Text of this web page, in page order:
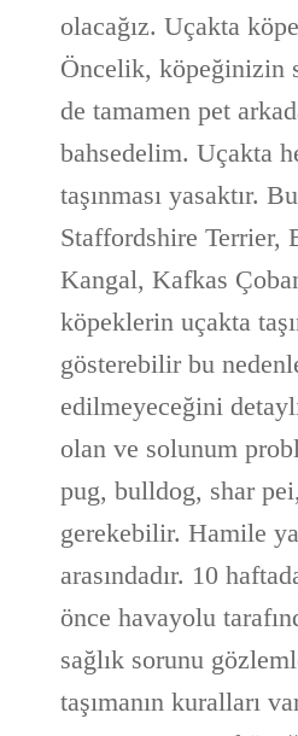
olacağız. Uçakta
Öncelik, köpeğinizin
de tamamen pet
bahsedelim. Uçakta
taşınması yasaktır.
Staffordshire
Kangal, Kafkas
köpeklerin uçakta
gösterebilir bu
edilmeyeceğini
olan ve solunum
pug, bulldog, shar
gerekebilir. Hamile
arasındadır. 10
önce havayolu
sağlık sorunu
taşımanın kuralları